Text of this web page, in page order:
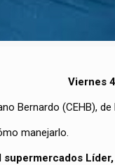
Viernes
Bernardo (CEHB), de
manejarlo.
supermercados